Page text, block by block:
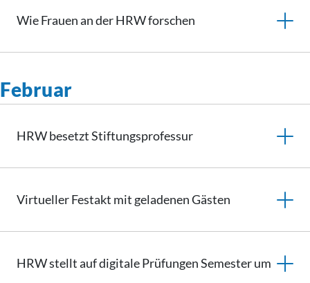
Wie Frauen an der HRW forschen
Februar
HRW besetztStiftungsprofessur
Virtueller Festakt mit geladenen Gästen
HRW stellt auf digitale Prüfungen Semester um